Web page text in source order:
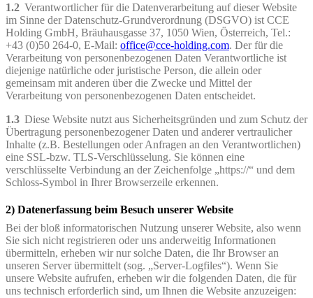
1.2 Verantwortlicher für die Datenverarbeitung auf dieser Website
im Sinne der Datenschutz-Grundverordnung (DSGVO) ist CCE
Holding GmbH, Bräuhausgasse 37, 1050 Wien, Österreich, Tel.:
+43 (0)50 264-0, E-Mail: office@cce-holding.com. Der für die
Verarbeitung von personenbezogenen Daten Verantwortliche ist
diejenige natürliche oder juristische Person, die allein oder
gemeinsam mit anderen über die Zwecke und Mittel der
Verarbeitung von personenbezogenen Daten entscheidet.
1.3 Diese Website nutzt aus Sicherheitsgründen und zum Schutz der
Übertragung personenbezogener Daten und anderer vertraulicher
Inhalte (z.B. Bestellungen oder Anfragen an den Verantwortlichen)
eine SSL-bzw. TLS-Verschlüsselung. Sie können eine
verschlüsselte Verbindung an der Zeichenfolge „https://“ und dem
Schloss-Symbol in Ihrer Browserzeile erkennen.
2) Datenerfassung beim Besuch unserer Website
Bei der bloß informatorischen Nutzung unserer Website, also wenn
Sie sich nicht registrieren oder uns anderweitig Informationen
übermitteln, erheben wir nur solche Daten, die Ihr Browser an
unseren Server übermittelt (sog. „Server-Logfiles“). Wenn Sie
unsere Website aufrufen, erheben wir die folgenden Daten, die für
uns technisch erforderlich sind, um Ihnen die Website anzuzeigen: